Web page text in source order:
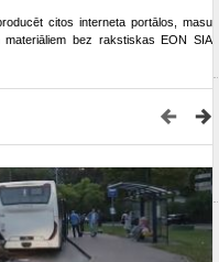
citos interneta portālos, masu
bez rakstiskas EON SIA